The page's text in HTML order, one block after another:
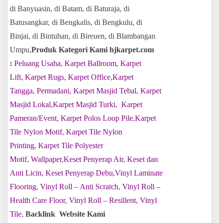
di Banyuasin, di Batam, di Baturaja, di
Batusangkar, di Bengkalis, di Bengkulu, di
Binjai, di Bintuhan, di Bireuen, di Blambangan
Umpu,Produk Kategori Kami hjkarpet.com
: Peluang Usaha, Karpet Ballroom, Karpet
Lift, Karpet Rugs, Karpet Office,Karpet
Tangga, Permadani, Karpet Masjid Tebal, Karpet
Masjid Lokal,Karpet Masjid Turki, Karpet
Pameran/Event, Karpet Polos Loop Pile,Karpet
Tile Nylon Motif, Karpet Tile Nylon
Printing, Karpet Tile Polyester
Motif, Wallpaper,Keset Penyerap Air, Keset dan
Anti Licin, Keset Penyerap Debu,Vinyl Laminate
Flooring, Vinyl Roll – Anti Scratch, Vinyl Roll –
Health Care Floor, Vinyl Roll – Resillent, Vinyl
Tile, Backlink Website Kami